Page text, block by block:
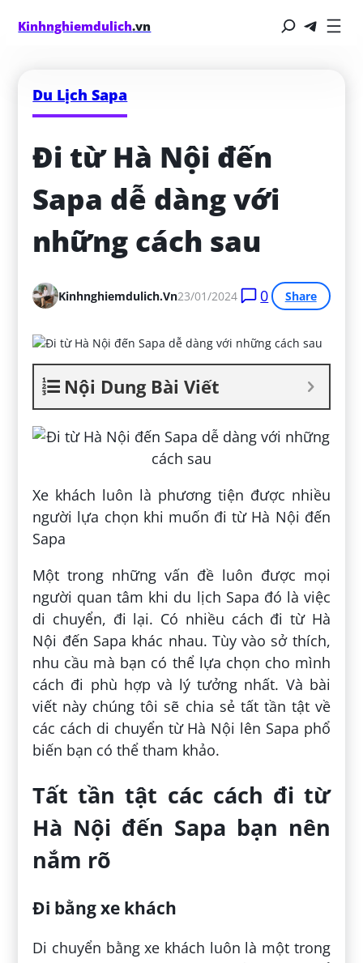
Kinhnghiemdulich.vn
Du Lịch Sapa
Đi từ Hà Nội đến
Sapa dễ dàng với
những cách sau
Kinhnghiemdulich.vn23/01/2024 0 Share
Nội Dung Bài Viết
Xe khách luôn là phương tiện được nhiều
người lựa chọn khi muốn đi từ Hà Nội đến
Sapa
Một trong những vấn đề luôn được mọi
người quan tâm khi du lịch Sapa đó là việc
di chuyển, đi lại. Có nhiều cách đi từ Hà
Nội đến Sapa khác nhau. Tùy vào sở thích,
nhu cầu mà bạn có thể lựa chọn cho mình
cách đi phù hợp và lý tưởng nhất. Và bài
viết này chúng tôi sẽ chia sẻ tất tần tật về
các cách di chuyển từ Hà Nội lên Sapa phổ
biến bạn có thể tham khảo.
Tất tần tật các cách đi từ
Hà Nội đến Sapa bạn nên
nắm rõ
Đi bằng xe khách
Di chuyển bằng xe khách luôn là một trong